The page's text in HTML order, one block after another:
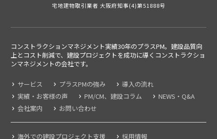
宅地建物取引業者 大阪府知事(4)第51888号
コンストラクションマネジメント実績30年のプラスPM。建設品質向
上とコスト削減で、建設プロジェクトを成功に導くコンストラクショ
ンマネジメントの会社です。
サービス プラスPMの強み
導入の流れ
実績・お客様の声
PM/CM、建設コラム
NEWS・Q&A
会社案内
お問い合わせ
海外での建設プロジェクト支援 採用情報